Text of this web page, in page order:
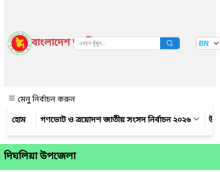
বাংলাদেশ জাতীয় তথ্য বাতায়ন BN
মেনু নির্বাচন করুন
গণভোট ও ত্রয়োদশ জাতীয় সংসদ নির্বাচন ২০২৬
দিঘলিয়া উপজেলা